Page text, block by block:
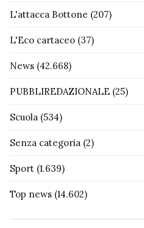
L'attacca Bottone (207)
L'Eco cartaceo (37)
News (42.668)
PUBBLIREDAZIONALE (25)
Scuola (534)
Senza categoria (2)
Sport (1.639)
Top news (14.602)